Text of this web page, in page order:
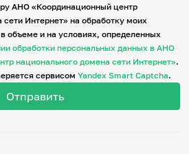
АНО «Координационный центр
Интернет» на обработку моих
объеме и на условиях, определенных
обработки персональных данных в АНО
национального домена сети Интернет».
сервисомYandex Smart Captcha.